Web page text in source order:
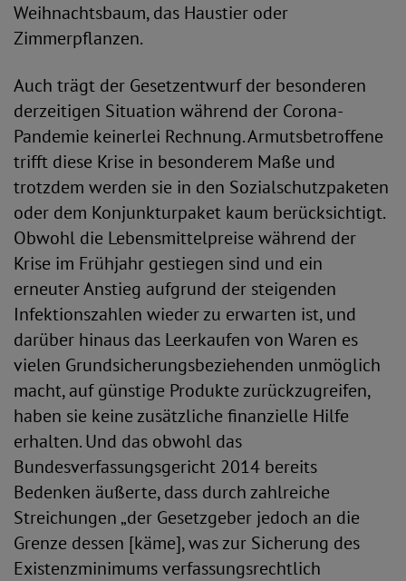
Weihnachtsbaum, das Haustier oder
Zimmerpflanzen.
Auch trägt der Gesetzentwurf der besonderen
derzeitigen Situation während der Corona-
Pandemie keinerlei Rechnung. Armutsbetroffene
trifft diese Krise in besonderem Maße und
trotzdem werden sie in den Sozialschutzpaketen
oder dem Konjunkturpaket kaum berücksichtigt.
Obwohl die Lebensmittelpreise während der
Krise im Frühjahr gestiegen sind und ein
erneuter Anstieg aufgrund der steigenden
Infektionszahlen wieder zu erwarten ist, und
darüber hinaus das Leerkaufen von Waren es
vielen Grundsicherungsbeziehenden unmöglich
macht, auf günstige Produkte zurückzugreifen,
haben sie keine zusätzliche finanzielle Hilfe
erhalten. Und das obwohl das
Bundesverfassungsgericht 2014 bereits
Bedenken äußerte, dass durch zahlreiche
Streichungen „der Gesetzgeber jedoch an die
Grenze dessen [käme], was zur Sicherung des
Existenzminimums verfassungsrechtlich